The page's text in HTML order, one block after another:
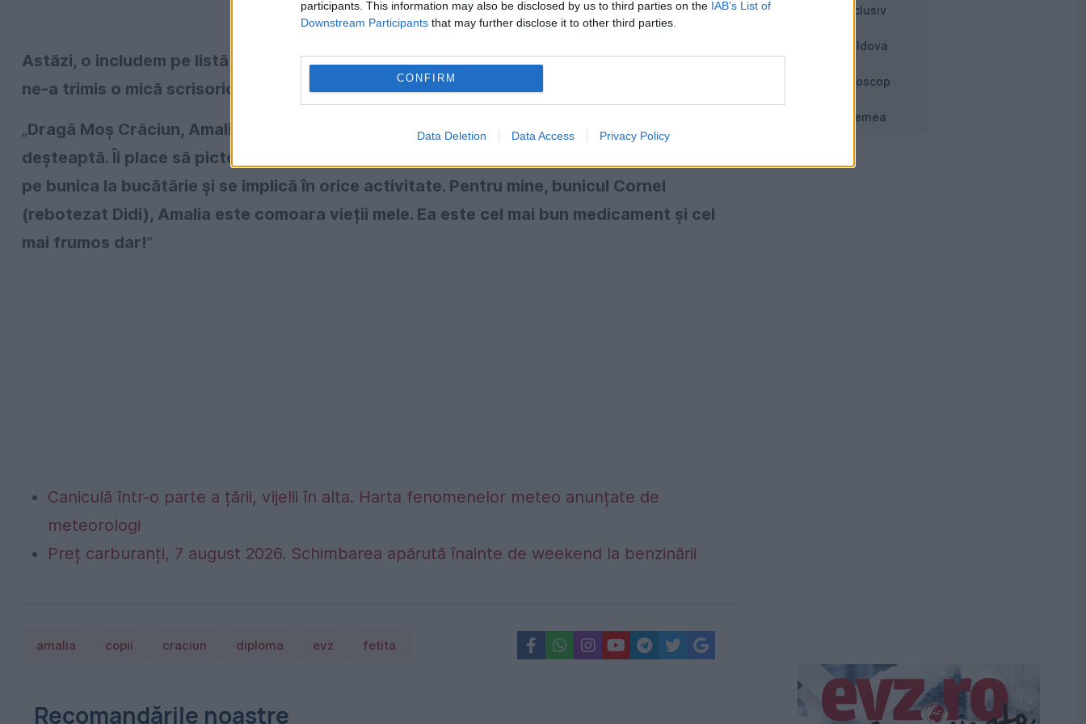
participants. This information may also be disclosed by us to third parties on the IAB’s List of
Downstream Participants that may further disclose it to other third parties.
CONFIRM
Data Deletion Data Access Privacy Policy
Astăzi, o includem pe listă pe frumoasa fetiță din Deva. Ne-a convins bunicul Cornel, care
ne-a trimis o mică scrisorică. Iată ce a scris el:
„Dragă Moș Crăciun, Amalia Dumitra este o fetiță de 6 ani, cuminte, harnică, frumoasă și
deșteaptă. Îi place să picteze și să deseneze, are multă imaginație și este creativă. O ajută
pe bunica la bucătărie și se implică în orice activitate. Pentru mine, bunicul Cornel
(rebotezat Didi), Amalia este comoara vieții mele. Ea este cel mai bun medicament și cel
mai frumos dar!”
Caniculă într-o parte a țării, vijelii în alta. Harta fenomenelor meteo anunțate de
meteorologi
Preț carburanți, 7 august 2026. Schimbarea apărută înainte de weekend la benzinării
amalia copii craciun diploma evz fetita
Recomandările noastre
Exclusiv
Moldova
Horoscop
Vremea